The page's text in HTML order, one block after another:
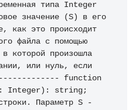
типа Integer
значение (S) в его
как это происходит
файла с помощью
которой произошла
или нуль, если
function
Integer): string;
Параметр S -